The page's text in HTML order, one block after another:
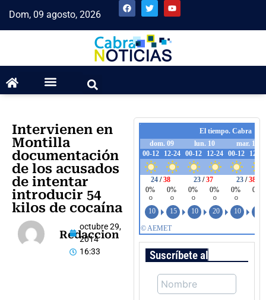
Dom, 09 agosto, 2026
Intervienen en
Montilla
documentación
de los acusados
de intentar
introducir 54
kilos de cocaína
Redaccion
octubre 29,
2014
16:33
Suscríbete al boletín